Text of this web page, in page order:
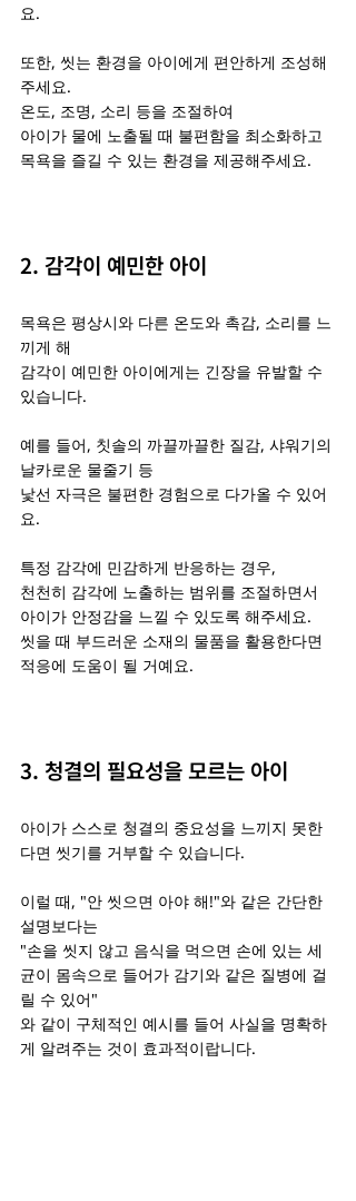
요.
또한, 씻는 환경을 아이에게 편안하게 조성해
주세요.
온도, 조명, 소리 등을 조절하여
아이가 물에 노출될 때 불편함을 최소화하고
목욕을 즐길 수 있는 환경을 제공해주세요.
2. 감각이 예민한 아이
목욕은 평상시와 다른 온도와 촉감, 소리를 느
끼게 해
감각이 예민한 아이에게는 긴장을 유발할 수
있습니다.
예를 들어, 칫솔의 까끌까끌한 질감, 샤워기의
날카로운 물줄기 등
낯선 자극은 불편한 경험으로 다가올 수 있어
요.
특정 감각에 민감하게 반응하는 경우,
천천히 감각에 노출하는 범위를 조절하면서
아이가 안정감을 느낄 수 있도록 해주세요.
씻을 때 부드러운 소재의 물품을 활용한다면
적응에 도움이 될 거예요.
3. 청결의 필요성을 모르는 아이
아이가 스스로 청결의 중요성을 느끼지 못한
다면 씻기를 거부할 수 있습니다.
이럴 때, "안 씻으면 아야 해!"와 같은 간단한
설명보다는
"손을 씻지 않고 음식을 먹으면 손에 있는 세
균이 몸속으로 들어가 감기와 같은 질병에 걸
릴 수 있어"
와 같이 구체적인 예시를 들어 사실을 명확하
게 알려주는 것이 효과적이랍니다.